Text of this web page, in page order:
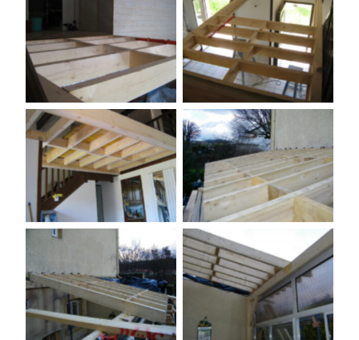
Aucune légende Aucune légende
Aucune légende Aucune légende
Aucune légende Aucune légende